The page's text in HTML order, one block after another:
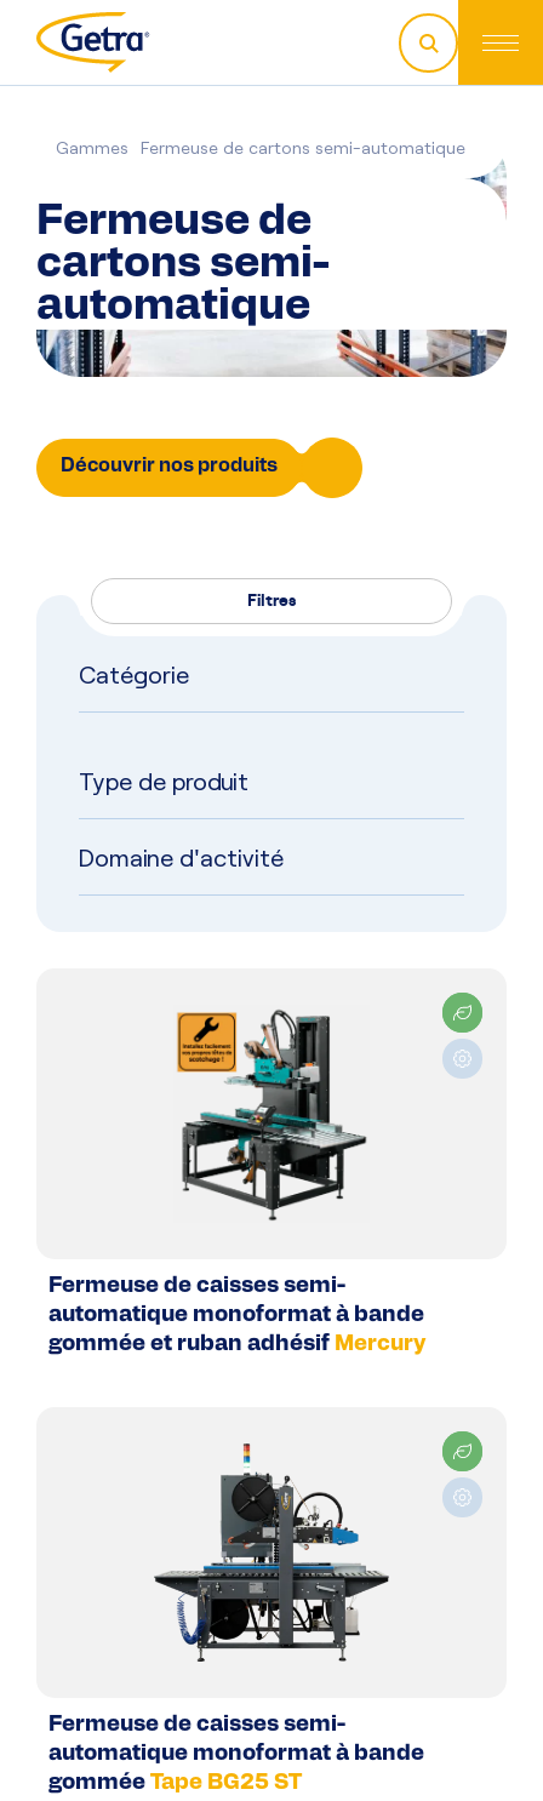
Gammes Fermeuse de cartons semi-automatique
Fermeuse de
cartons semi-
automatique
Découvrir nos produits
Filtres
Catégorie
Type de produit
Domaine d'activité
Fermeuse de caisses semi-
automatique monoformat à bande
gommée et ruban adhésif Mercury
Fermeuse de caisses semi-
automatique monoformat à bande
gommée Tape BG25 ST